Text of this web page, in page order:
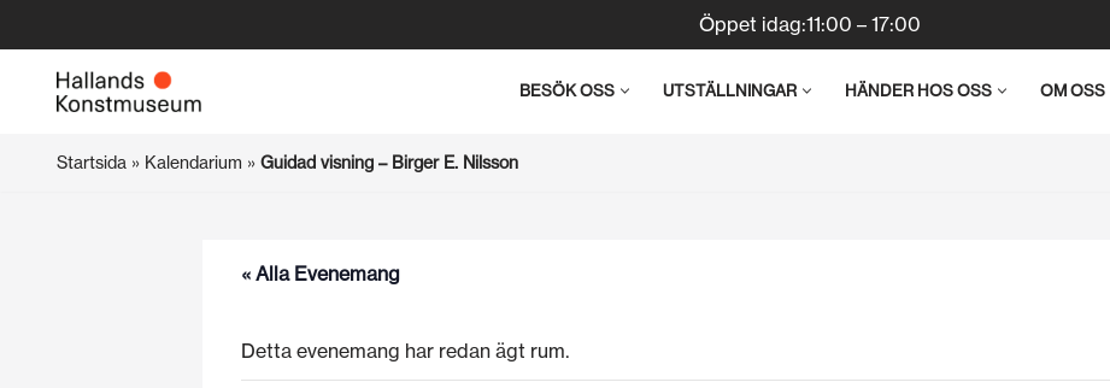
Hoppa
Öppet idag:11:00 – 17:00
BESÖK OSS UTSTÄLLNINGAR HÄNDER HOS OSS OM OSS
Startsida » Kalendarium » Guidad visning – Birger E. Nilsson
« Alla Evenemang
Detta evenemang har redan ägt rum.